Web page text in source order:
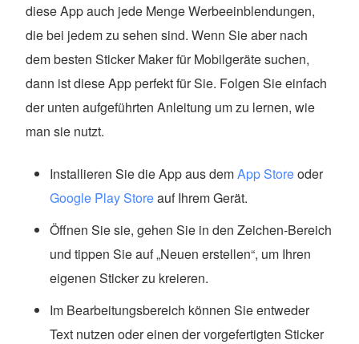
diese App auch jede Menge Werbeeinblendungen,
die bei jedem zu sehen sind. Wenn Sie aber nach
dem besten Sticker Maker für Mobilgeräte suchen,
dann ist diese App perfekt für Sie. Folgen Sie einfach
der unten aufgeführten Anleitung um zu lernen, wie
man sie nutzt.
Installieren Sie die App aus demApp Storeoder
Google Play Storeauf Ihrem Gerät.
Öffnen Sie sie, gehen Sie in den Zeichen-Bereich
und tippen Sie auf „Neuen erstellen“, um Ihren
eigenen Sticker zu kreieren.
Im Bearbeitungsbereich können Sie entweder
Text nutzen oder einen der vorgefertigten Sticker